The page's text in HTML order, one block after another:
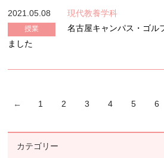
2021.05.08 現代教養学科
授業
名古屋キャンパス・ゴル
ました
← 1 2 3 4 5 6
カテゴリー